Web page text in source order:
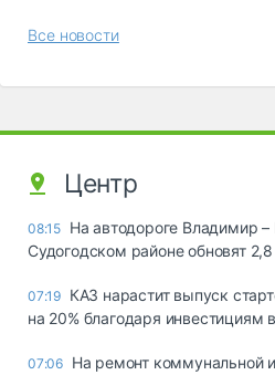
Все новости
Центр
08:15 На автодороге Владимир
Судогодском районе обновят
07:19 КАЗ нарастит выпуск
на 20% благодаря инвестициям
07:06 На ремонт коммунальной